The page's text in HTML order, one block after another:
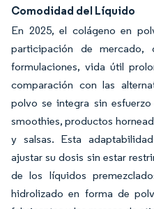
Comodidad del Líquido
En 2025, el colágeno en
participación de mercado,
formulaciones, vida útil
comparación con las
polvo se integra sin
smoothies, productos
y salsas. Esta
ajustar su dosis sin estar
de los líquidos
hidrolizado en forma de